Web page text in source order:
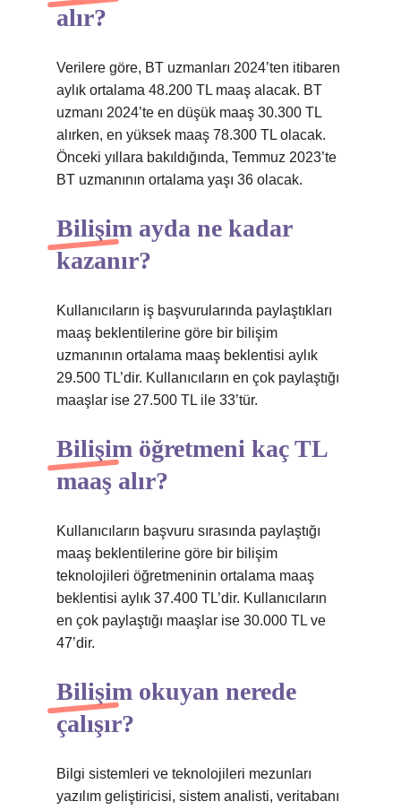
alır?
Verilere göre, BT uzmanları 2024’ten itibaren
aylık ortalama 48.200 TL maaş alacak. BT
uzmanı 2024’te en düşük maaş 30.300 TL
alırken, en yüksek maaş 78.300 TL olacak.
Önceki yıllara bakıldığında, Temmuz 2023’te
BT uzmanının ortalama yaşı 36 olacak.
Bilişim ayda ne kadar
kazanır?
Kullanıcıların iş başvurularında paylaştıkları
maaş beklentilerine göre bir bilişim
uzmanının ortalama maaş beklentisi aylık
29.500 TL’dir. Kullanıcıların en çok paylaştığı
maaşlar ise 27.500 TL ile 33’tür.
Bilişim öğretmeni kaç TL
maaş alır?
Kullanıcıların başvuru sırasında paylaştığı
maaş beklentilerine göre bir bilişim
teknolojileri öğretmeninin ortalama maaş
beklentisi aylık 37.400 TL’dir. Kullanıcıların
en çok paylaştığı maaşlar ise 30.000 TL ve
47’dir.
Bilişim okuyan nerede
çalışır?
Bilgi sistemleri ve teknolojileri mezunları
yazılım geliştiricisi, sistem analisti, veritabanı